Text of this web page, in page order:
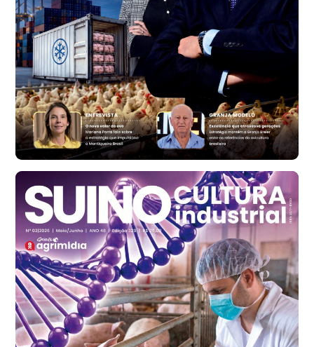
cx
Ovo Branco - Regional
Bastos (SP)
R$ 134,40
cx
Ovo Vermelho - Regional
Bastos (SP)
R$ 146,71
cx
Frango - Indicador
SP
R$ 7,13
kg
Frango - Indicador
SP
R$ 7,15
kg
Trigo Atacado - Regional
PR